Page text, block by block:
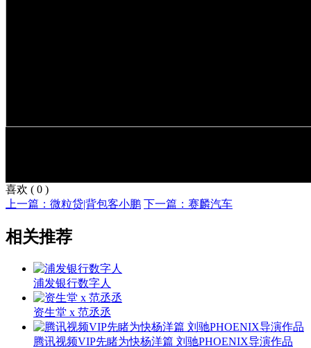
喜欢 ( 0 )
上一篇：微粒贷|背包客小鹏 下一篇：赛麟汽车
相关推荐
浦发银行数字人
资生堂 x 范丞丞
腾讯视频VIP先睹为快杨洋篇 刘驰PHOENIX导演作品